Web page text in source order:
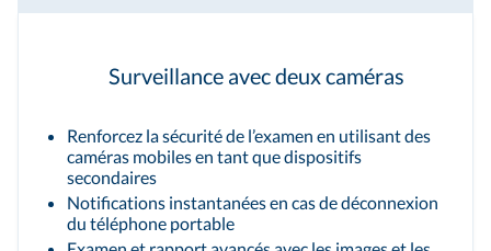
Surveillance avec deux caméras
Renforcez la sécurité de l’examen en utilisant des
caméras mobiles en tant que dispositifs
secondaires
Notifications instantanées en cas de déconnexion
du téléphone portable